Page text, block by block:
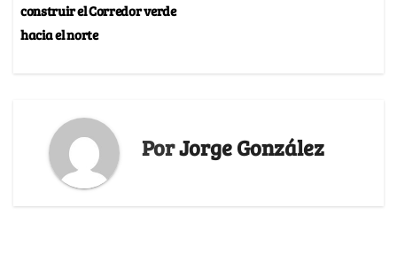
construir el Corredor verde
hacia el norte
PorJorge González